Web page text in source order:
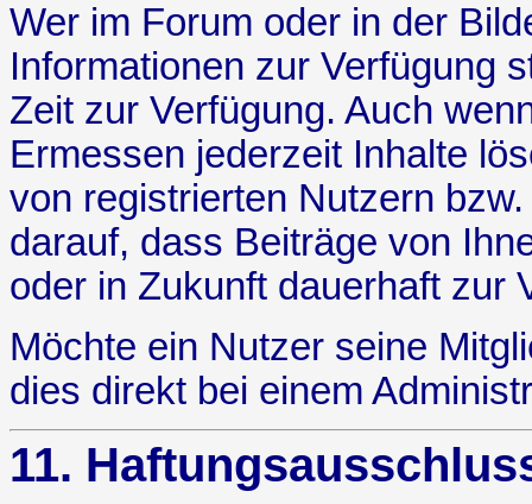
Wer im Forum oder in der
Informationen zur Verfügung
Zeit zur Verfügung. Auch
Ermessen jederzeit Inhalte
von registrierten Nutzern
darauf, dass Beiträge von
oder in Zukunft dauerhaft zur
Möchte ein Nutzer seine
dies direkt bei einem
11.